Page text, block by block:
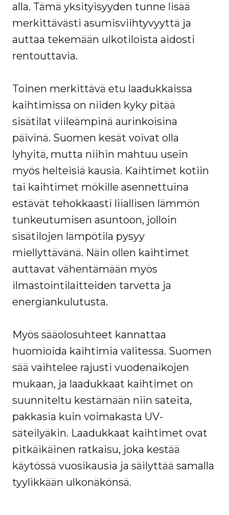
alla. Tämä yksityisyyden tunne lisää
merkittävästi asumisviihtyvyyttä ja
auttaa tekemään ulkotiloista aidosti
rentouttavia.
Toinen merkittävä etu laadukkaissa
kaihtimissa on niiden kyky pitää
sisätilat viileämpinä aurinkoisina
päivinä. Suomen kesät voivat olla
lyhyitä, mutta niihin mahtuu usein
myös helteisiä kausia. Kaihtimet kotiin
tai kaihtimet mökille asennettuina
estävät tehokkaasti liiallisen lämmön
tunkeutumisen asuntoon, jolloin
sisätilojen lämpötila pysyy
miellyttävänä. Näin ollen kaihtimet
auttavat vähentämään myös
ilmastointilaitteiden tarvetta ja
energiankulutusta.
Myös sääolosuhteet kannattaa
huomioida kaihtimia valitessa. Suomen
sää vaihtelee rajusti vuodenaikojen
mukaan, ja laadukkaat kaihtimet on
suunniteltu kestämään niin sateita,
pakkasia kuin voimakasta UV-
säteilyäkin. Laadukkaat kaihtimet ovat
pitkäikäinen ratkaisu, joka kestää
käytössä vuosikausia ja säilyttää samalla
tyylikkään ulkonäkönsä.